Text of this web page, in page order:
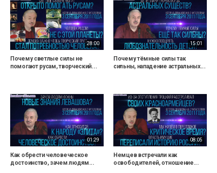
28:00
Почему светлые силы не
помогают русам, творческий...
15:01
Почему тёмные силы так
сильны, нападение астральных...
01:29
Как обрести человеческое
достоинство, зачем людям...
08:05
Немцев встречали как
освободителей, отношение...